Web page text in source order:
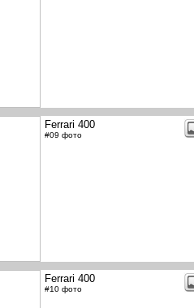
Ferrari 400
#09 фото
Ferrari 400
#10 фото